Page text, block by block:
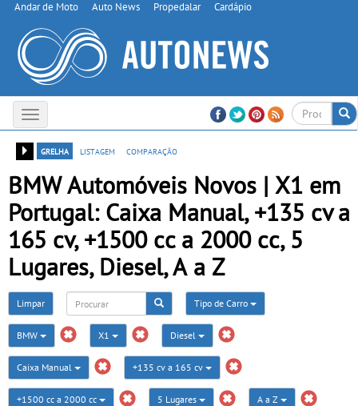
Andar de Moto Auto News Propedalar Cardápio
Toggle
navigation
grelha
listagem comparação
BMW Automóveis Novos | X1 em
Portugal: Caixa Manual, +135 cv a
165 cv, +1500 cc a 2000 cc, 5
Lugares, Diesel, A a Z
Limpar Tipo de Carro
BMW X1 Diesel
Caixa Manual +135 cv a 165 cv
+1500 cc a 2000 cc 5 Lugares A a Z